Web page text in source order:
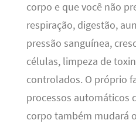
corpo e que você não
respiração, digestão,
pressão sanguínea,
células, limpeza de
controlados. O próprio
processos automáticos
corpo também mudará